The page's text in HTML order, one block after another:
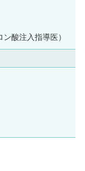
酸注入指導医）